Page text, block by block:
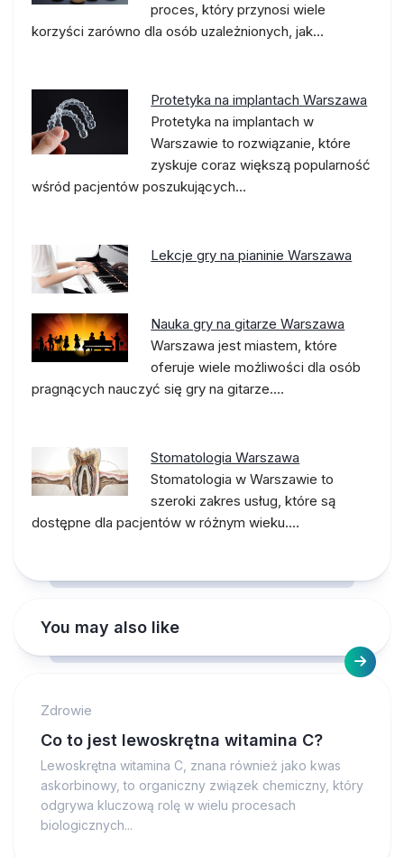
proces, który przynosi wiele
korzyści zarówno dla osób uzależnionych, jak…
Protetyka na implantach Warszawa
Protetyka na implantach w
Warszawie to rozwiązanie, które
zyskuje coraz większą popularność
wśród pacjentów poszukujących…
Lekcje gry na pianinie Warszawa
Nauka gry na gitarze Warszawa
Warszawa jest miastem, które
oferuje wiele możliwości dla osób
pragnących nauczyć się gry na gitarze.…
Stomatologia Warszawa
Stomatologia w Warszawie to
szeroki zakres usług, które są
dostępne dla pacjentów w różnym wieku.…
You may also like
Zdrowie
Co to jest lewoskrętna witamina C?
Lewoskrętna witamina C, znana również jako kwas
askorbinowy, to organiczny związek chemiczny, który
odgrywa kluczową rolę w wielu procesach
biologicznych...